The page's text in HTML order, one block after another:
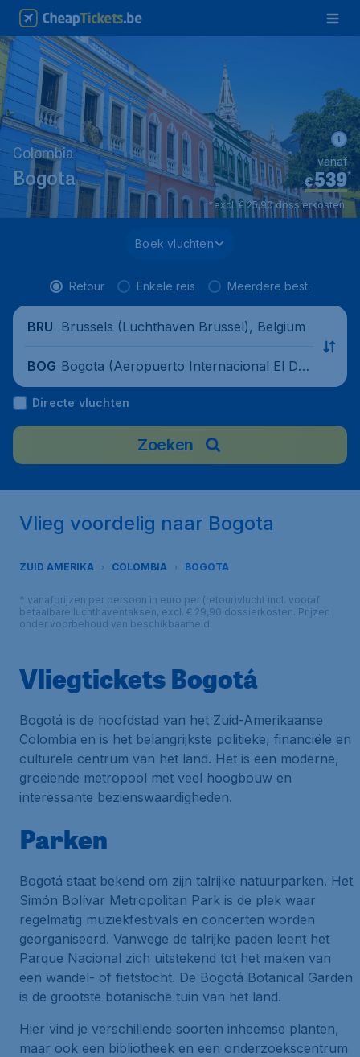
Colombia
Bogota €539*
vanaf
*excl. € 25,90 dossierkosten.
Boek vluchten
Retour Enkele reis Meerdere best.
BRU Brussels (Luchthaven Brussel), Belgium
BOG Bogota (Aeropuerto Internacional El Dor
ado), Colombia
Directe vluchten
Zoeken
Vlieg voordelig naar Bogota
ZUID AMERIKA COLOMBIA BOGOTA
* vanafprijzen per persoon in euro per (retour)vlucht incl. vooraf
betaalbare luchthaventaksen, excl. € 29,90 dossierkosten. Prijzen
onder voorbehoud van beschikbaarheid.
Vliegtickets Bogotá
Bogotá is de hoofdstad van het Zuid-Amerikaanse
Colombia en is het belangrijkste politieke, financiële en
culturele centrum van het land. Het is een moderne,
groeiende metropool met veel hoogbouw en
interessante bezienswaardigheden.
Parken
Bogotá staat bekend om zijn talrijke natuurparken. Het
Simón Bolívar Metropolitan Park is de plek waar
regelmatig muziekfestivals en concerten worden
georganiseerd. Vanwege de talrijke paden leent het
Parque Nacional zich uitstekend tot het maken van
een wandel- of fietstocht. De Bogotá Botanical Garden
is de grootste botanische tuin van het land.
Hier vind je verschillende soorten inheemse planten,
maar ook een bibliotheek en een onderzoekscentrum